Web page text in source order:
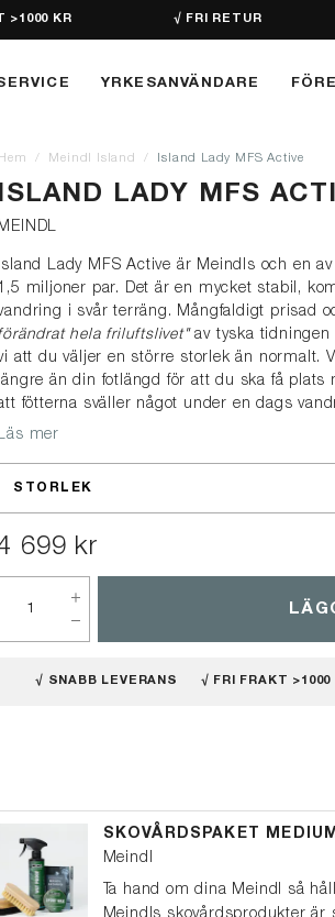
>1000 KR √ FRI RETUR
YRKESANVÄNDARE
Hem Meindl Island Island Lady MFS Active
ISLAND LADY MFS
Lady MFS Active är Meindls och en
1,5 miljoner par. Det är en mycket stabil,
i svår terräng. Mångfaldigt prisad
hela friluftslivet"av tyska tidningen
att du väljer en större storlek än normalt.
än din fotlängd för att du ska få
fötterna sväller något under en dags
mer
STORLEK
699 kr
√ SNABB LEVERANS √ FRI FRAKT >1000
SKOVÅRDSPAKET
Meindl
Ta hand om dina Meindl så